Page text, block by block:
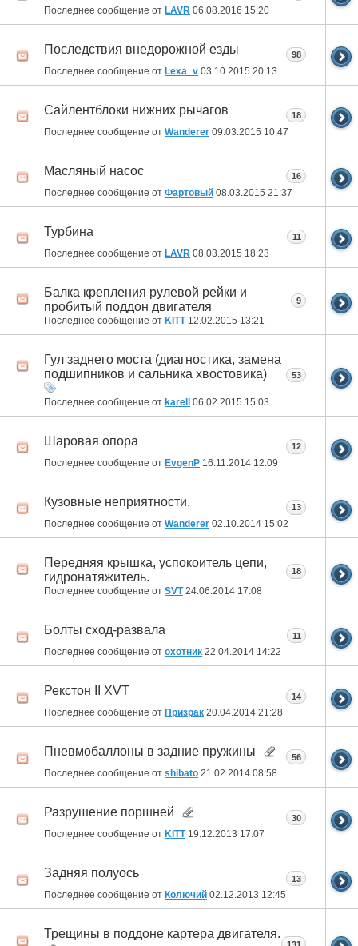
Последнее сообщение от LAVR 06.08.2016 15:20
Последствия внедорожной езды
Последнее сообщение от Lexa_v 03.10.2015 20:13
98
Сайлентблоки нижних рычагов
Последнее сообщение от Wanderer 09.03.2015 10:47
18
Масляный насос
Последнее сообщение от Фартовый 08.03.2015 21:37
16
Турбина
Последнее сообщение от LAVR 08.03.2015 18:23
11
Балка крепления рулевой рейки и
пробитый поддон двигателя
Последнее сообщение от KITT12.02.2015 13:21
9
Гул заднего моста (диагностика, замена
подшипников и сальника хвостовика)
Последнее сообщение от karell 06.02.2015 15:03
53
Шаровая опора
Последнее сообщение от EvgenP 16.11.2014 12:09
12
Кузовные неприятности.
Последнее сообщение от Wanderer 02.10.2014 15:02
13
Передняя крышка, успокоитель цепи,
гидронатяжитель.
Последнее сообщение от SVT24.06.2014 17:08
18
Болты сход-развала
Последнее сообщение от охотник 22.04.2014 14:22
11
Рекстон II XVT
Последнее сообщение от Призрак 20.04.2014 21:28
14
Пневмобаллоны в задние пружины
Последнее сообщение от shibato 21.02.2014 08:58
56
Разрушение поршней
Последнее сообщение от KITT19.12.2013 17:07
30
Задняя полуось
Последнее сообщение от Колючий 02.12.2013 12:45
13
Трещины в поддоне картера двигателя.